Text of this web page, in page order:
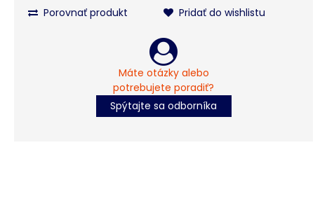
Porovnať produkt Pridať do wishlistu
Máte otázky alebo
potrebujete poradiť?
Spýtajte sa odborníka